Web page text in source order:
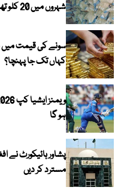
شہروں میں 20 کلو تھیلا 100 روپے تک مہنگا
سونے کی قیمت میں
کہاں تک جا پہنچا؟
ہو گا
پشاور ہائیکورٹ نے
مسترد کر دیں